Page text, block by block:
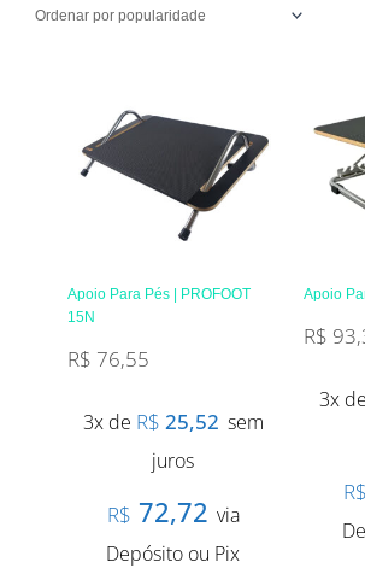
Apoio Para Pés | PROFOOT
15N
R$ 76,55
3x de R$ 25,52 sem
juros
R$ 72,72 via
Depósito ou Pix
Apoio
R$
3x de
R$